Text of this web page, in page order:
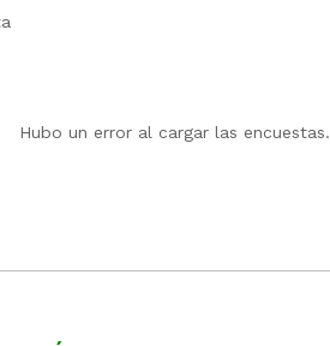
Hubo un error al cargar las encuestas.